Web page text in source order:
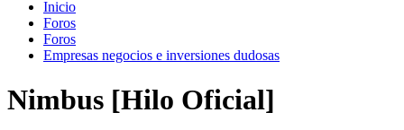
Inicio
Foros
Foros
Empresas negocios e inversiones dudosas
Nimbus [Hilo Oficial]